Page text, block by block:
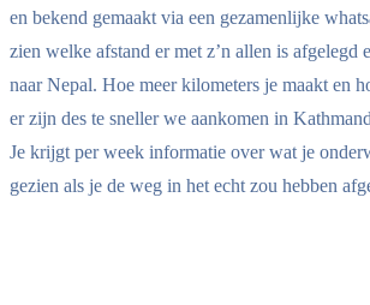
en bekend gemaakt via een gezamenlijke
zien welke afstand er met z’n allen is afgelegd
naar Nepal. Hoe meer kilometers je maakt en
er zijn des te sneller we aankomen in
Je krijgt per week informatie over wat je
gezien als je de weg in het echt zou hebben